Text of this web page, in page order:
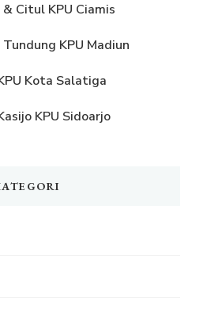
Citul KPU Ciamis
KPU Madiun
Kota Salatiga
KPU Sidoarjo